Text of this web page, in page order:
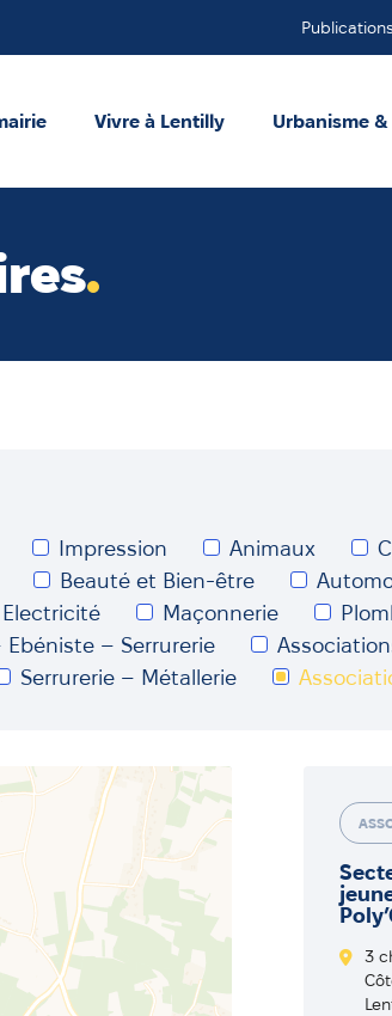
Publications
Vivre à Lentilly Urbanisme
Impression Animaux
Beauté et Bien-être
Electricité
Maçonnerie
Ebéniste – Serrurerie
Serrurerie – Métallerie
3